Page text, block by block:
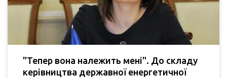
"Тепер вона належить мені". До складу
керівництва державної енергетичної